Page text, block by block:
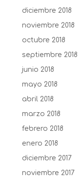
diciembre 2018
noviembre 2018
octubre 2018
septiembre 2018
junio 2018
mayo 2018
abril 2018
marzo 2018
febrero 2018
enero 2018
diciembre 2017
noviembre 2017